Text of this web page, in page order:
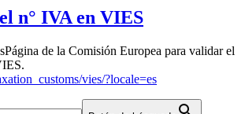
n° IVA en VIES
Página de la Comisión Europea para validar el
vies/?locale=es